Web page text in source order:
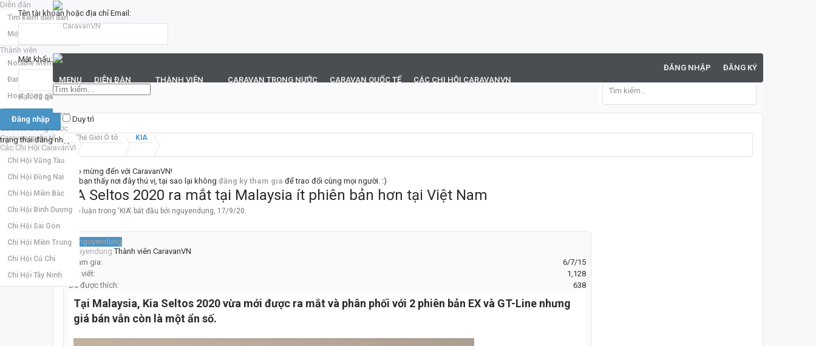
Diễn đàn
Tìm kiếm diễn đàn
Mới nhất
Thành viên
Notable Members
Đang trực tuyến
Hoạt động gần đây
New Profile Posts
Caravan trong nước
Caravan quốc tế
Các Chi Hội CaravanVN
Chi Hội Vũng Tàu
Chi Hội Đồng Nai
Chi Hội Miền Bắc
Chi Hội Bình Dương
Chi Hội Sài Gòn
Chi Hội Miền Trung
Chi Hội Củ Chi
Chi Hội Tây Ninh
Tên tài khoản hoặc địa chỉ Email:
Mật khẩu:
Bạn đã quên mật khẩu?
Duy trì
trạng thái đăng nhập
MENU DIỄN ĐÀN THÀNH VIÊN CARAVAN TRONG NƯỚC CARAVAN QUỐC TẾ CÁC CHI HỘI CARAVANVN
ĐĂNG NHẬP ĐĂNG KÝ
Thế Giới Ô tô KIA
Chào mừng đến với CaravanVN!
Nếu bạn thấy nơi đây thú vị, tại sao lại không đăng ký tham gia để trao đổi cùng mọi người. :)
KIA Seltos 2020 ra mắt tại Malaysia ít phiên bản hơn tại Việt Nam
Thảo luận trong ' KIA' bắt đầu bởi nguyendung, 17/9/20.
nguyendung Thành viên CaravanVN
Tham gia:
6/7/15
Bài viết:
1,128
Đã được thích:
638
Tại Malaysia, Kia Seltos 2020 vừa mới được ra mắt và phân phối với 2 phiên bản EX và GT-Line nhưng
giá bán vẫn còn là một ẩn số.